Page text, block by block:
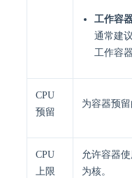
工作容
通常建
工作容器
CPU
预留
为容器预留
CPU
上限
允许容器
为核。